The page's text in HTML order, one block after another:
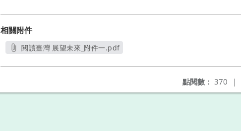
相關附件
閱讀臺灣 展望未來_附件一.pdf
點閱數： 370 |